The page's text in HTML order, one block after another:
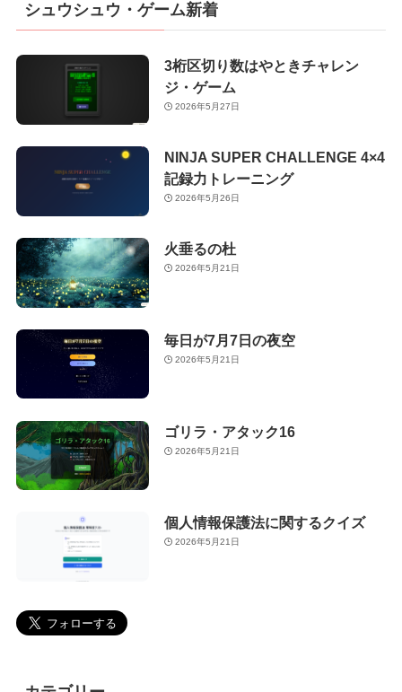
シュウシュウ・ゲーム新着
3桁区切り数はやときチャレン
ジ・ゲーム
2026年5月27日
NINJA SUPER CHALLENGE 4×4
記録力トレーニング
2026年5月26日
火垂るの杜
2026年5月21日
毎日が7月7日の夜空
2026年5月21日
ゴリラ・アタック16
2026年5月21日
個人情報保護法に関するクイズ
2026年5月21日